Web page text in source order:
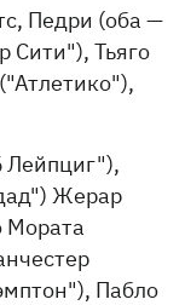
Педри (оба —
Сити"), Тьяго
Жерар
Мората
Пабло